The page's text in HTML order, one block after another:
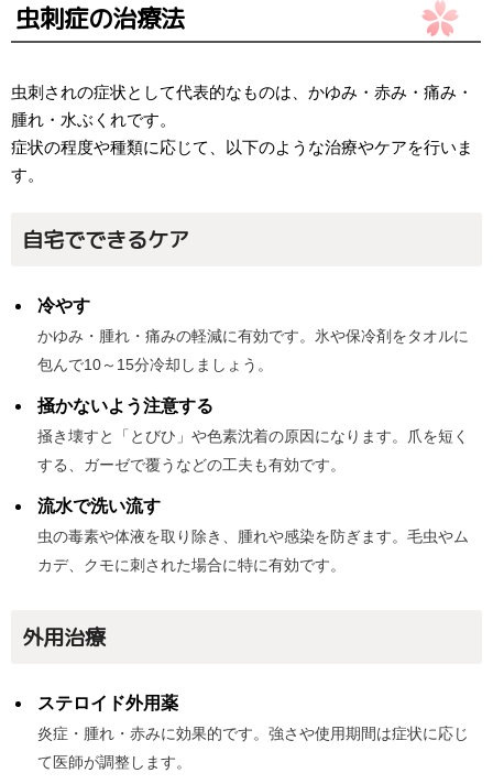
虫刺症の治療法
虫刺されの症状として代表的なものは、かゆみ・赤み・痛み・
腫れ・水ぶくれです。
症状の程度や種類に応じて、以下のような治療やケアを行いま
す。
自宅でできるケア
冷やす
かゆみ・腫れ・痛みの軽減に有効です。氷や保冷剤をタオルに
包んで10～15分冷却しましょう。
掻かないよう注意する
掻き壊すと「とびひ」や色素沈着の原因になります。爪を短く
する、ガーゼで覆うなどの工夫も有効です。
流水で洗い流す
虫の毒素や体液を取り除き、腫れや感染を防ぎます。毛虫やム
カデ、クモに刺された場合に特に有効です。
外用治療
ステロイド外用薬
炎症・腫れ・赤みに効果的です。強さや使用期間は症状に応じ
て医師が調整します。